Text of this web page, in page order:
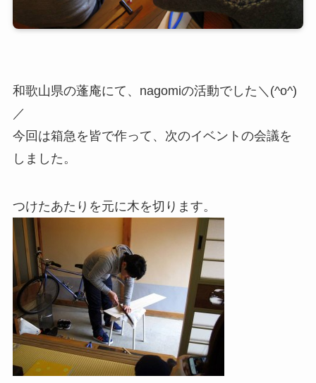
和歌山県の蓬庵にて、nagomiの活動でした＼(^o^)
／
今回は箱急を皆で作って、次のイベントの会議を
しました。
つけたあたりを元に木を切ります。